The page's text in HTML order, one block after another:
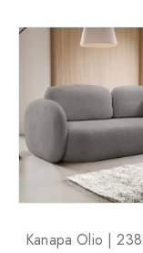
Kanapa Olio | 238